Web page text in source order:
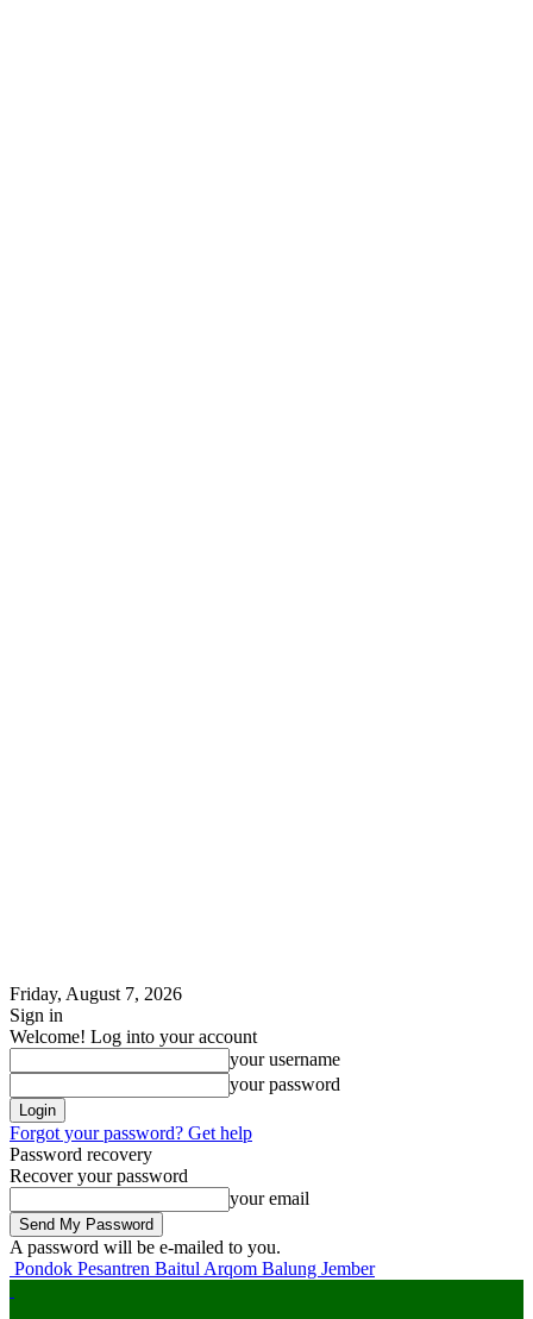
Friday, August 7, 2026
Sign in
Welcome! Log into your account
your username
your password
Forgot your password? Get help
Password recovery
Recover your password
your email
A password will be e-mailed to you.
Pondok Pesantren Baitul Arqom Balung Jember